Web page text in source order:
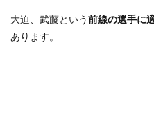
大迫、武藤という前線の選手に
あります。